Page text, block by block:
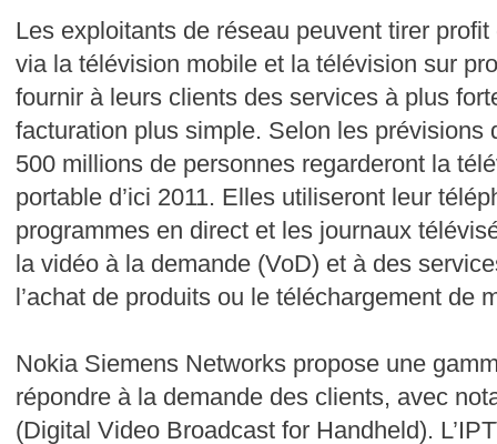
Les exploitants de réseau peuvent tirer
via la télévision mobile et la télévision sur
fournir à leurs clients des services à plus
facturation plus simple. Selon les prévisions
500 millions de personnes regarderont la
portable d’ici 2011. Elles utiliseront leur
programmes en direct et les journaux
la vidéo à la demande (VoD) et à des
l’achat de produits ou le téléchargement de
Nokia Siemens Networks propose une
répondre à la demande des clients, avec
(Digital Video Broadcast for Handheld).